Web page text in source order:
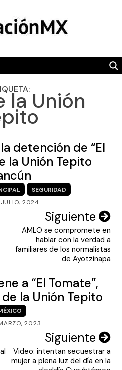
la Unión
detención de “El
la Unión Tepito
SEGURIDAD
2024
Siguiente
AMLO se compromete en
hablar con la verdad a
familiares de los normalistas
de Ayotzinapa
a “El Tomate”,
la Unión Tepito
2023
Siguiente
Video: intentan secuestrar a
mujer a plena luz del día en la